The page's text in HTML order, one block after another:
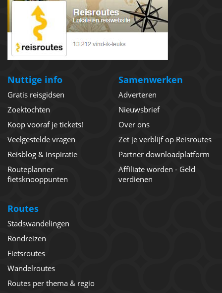
Nuttige info
Gratis reisgidsen
Zoektochten
Koop vooraf je tickets!
Veelgestelde vragen
Reisblog & inspiratie
Routeplanner
fietsknooppunten
Samenwerken
Adverteren
Nieuwsbrief
Over ons
Zet je verblijf op Reisroutes
Partner downloadplatform
Affiliate worden - Geld
verdienen
Routes
Stadswandelingen
Rondreizen
Fietsroutes
Wandelroutes
Routes per thema & regio